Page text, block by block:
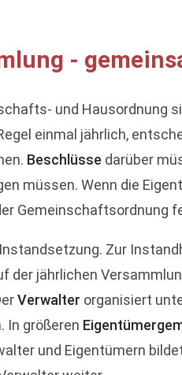
-
und Hausordnung
einmal jährlich,
Beschlüsse darüber
müssen. Wenn die
Zur
der jährlichen
Verwalter organisiert
In größeren
und Eigentümern